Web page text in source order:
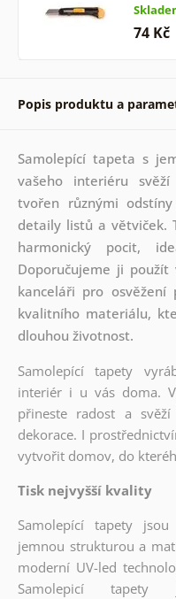
74 Kč
Popis produktu a
Samolepící tapeta s
vašeho interiéru
tvořen různými
detaily listů a větviček.
harmonický pocit,
Doporučujeme ji
kanceláři pro
kvalitního materiálu,
dlouhou životnost.
Samolepící tapety
interiér i u vás doma.
přineste radost a
dekorace. I
vytvořit domov, do
Tisk nejvyšší kvality
Samolepící tapety
jemnou strukturou a
moderní UV-led
Samolepicí tapety